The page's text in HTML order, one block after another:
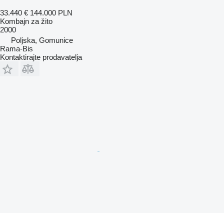
33.440 € 144.000 PLN
Kombajn za žito
2000
Poljska, Gomunice
Rama-Bis
Kontaktirajte prodavatelja